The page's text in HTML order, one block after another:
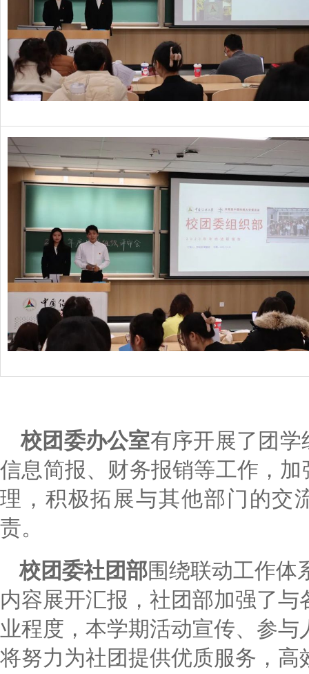
校团委办公室有序开展了团
信息简报、财务报销等工作，
理，积极拓展与其他部门的交
责。
校团委社团部围绕联动工作体
内容展开汇报，社团部加强了
业程度，本学期活动宣传、参
将努力为社团提供优质服务，